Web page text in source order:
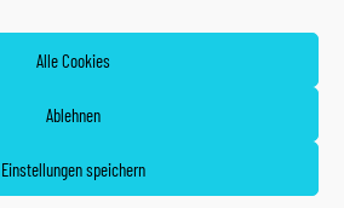
Alle Cookies
Ablehnen
Einstellungen speichern